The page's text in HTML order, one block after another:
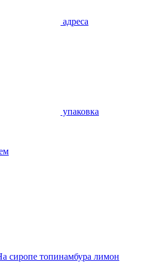
адреса
упаковка